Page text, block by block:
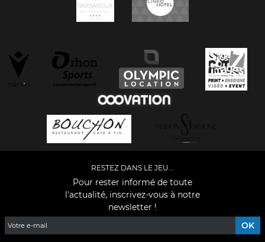
RESTEZ DANS LE JEU...
Pour rester informé de toute
l'actualité, inscrivez-vous à notre
newsletter !